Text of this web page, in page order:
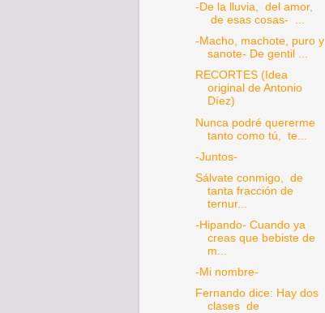
-De la lluvia, del amor,
de esas cosas- ...
-Macho, machote, puro y
sanote- De gentil ...
RECORTES (Idea
original de Antonio
Díez)
Nunca podré quererme
tanto como tú, te...
-Juntos-
Sálvate conmigo, de
tanta fracción de
ternur...
-Hipando- Cuando ya
creas que bebiste de
m...
-Mi nombre-
Fernando dice: Hay dos
clases de